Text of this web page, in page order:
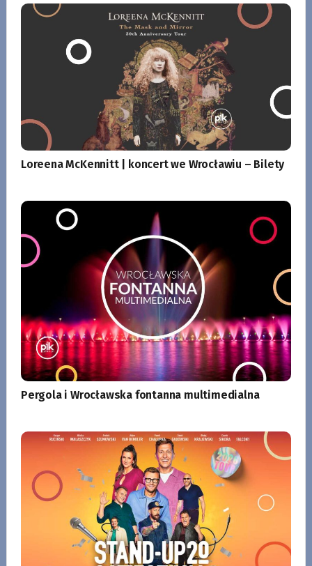
Loreena McKennitt | koncert we Wrocławiu – Bilety
Pergola i Wrocławska fontanna multimedialna